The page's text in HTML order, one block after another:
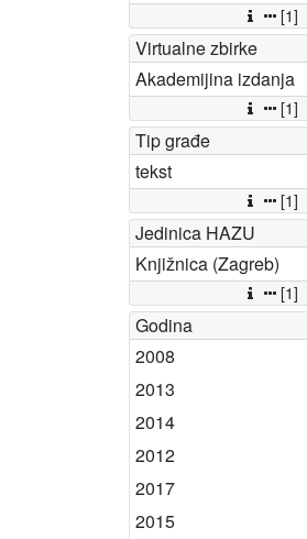
[1]
Virtualne zbirke
Akademijina izdanja
[1]
Tip građe
tekst
[1]
Jedinica HAZU
Knjižnica (Zagreb)
[1]
Godina
2008
2013
2014
2012
2017
2015